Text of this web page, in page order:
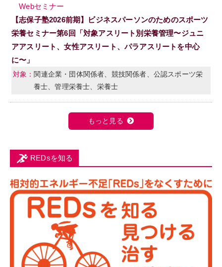
Webセミナー
【志保子塾2026前期】ビジネスパーソンのためのスポーツ
栄養セミナー第6回「対象アスリート別栄養管理〜ジュニ
アアスリート、女性アスリート、パラアスリートを中心
に〜」
関連企業・団体関係者、競技関係者、公認スポーツ栄
養士、管理栄養士、栄養士
もっと見る
REDsを知る